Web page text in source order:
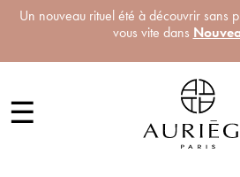
Un nouveau rituel été à découvrir sans
vous vite dans
☰